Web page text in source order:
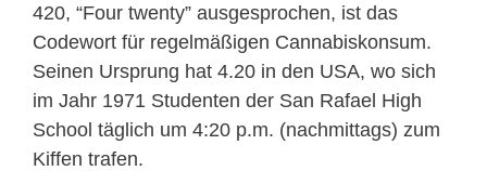
420, “Four twenty” ausgesprochen, ist das
Codewort für regelmäßigen Cannabiskonsum.
Seinen Ursprung hat 4.20 in den USA, wo sich
im Jahr 1971 Studenten der San Rafael High
School täglich um 4:20 p.m. (nachmittags) zum
Kiffen trafen.